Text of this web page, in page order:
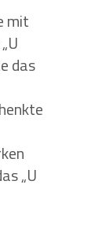
mit
das
„U